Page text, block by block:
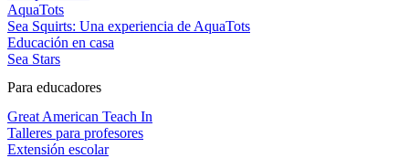
AquaTots
Sea Squirts: Una experiencia de AquaTots
Educación en casa
Sea Stars
Para educadores
Great American Teach In
Talleres para profesores
Extensión escolar